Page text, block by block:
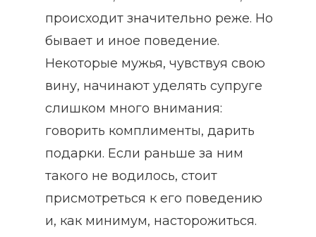
происходит значительно реже. Но
бывает и иное поведение.
Некоторые мужья, чувствуя свою
вину, начинают уделять супруге
слишком много внимания:
говорить комплименты, дарить
подарки. Если раньше за ним
такого не водилось, стоит
присмотреться к его поведению
и, как минимум, насторожиться.